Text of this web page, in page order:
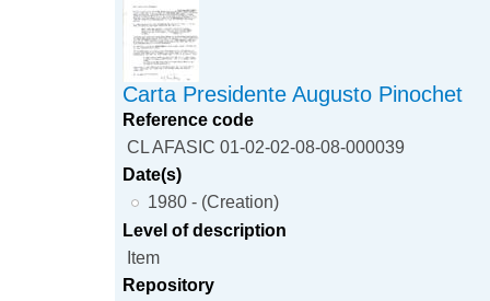
Carta Presidente Augusto Pinochet
Reference code
CL AFASIC 01-02-02-08-08-000039
Date(s)
1980 - (Creation)
Level of description
Item
Repository